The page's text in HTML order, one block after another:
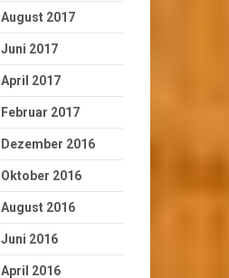
August 2017
Juni 2017
April 2017
Februar 2017
Dezember 2016
Oktober 2016
August 2016
Juni 2016
April 2016